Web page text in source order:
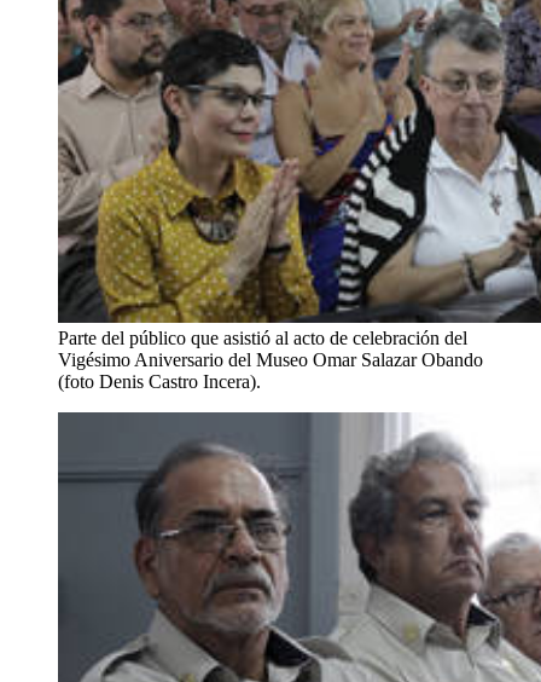
Parte del público que asistió al acto de celebración del
Vigésimo Aniversario del Museo Omar Salazar Obando
(foto Denis Castro Incera).